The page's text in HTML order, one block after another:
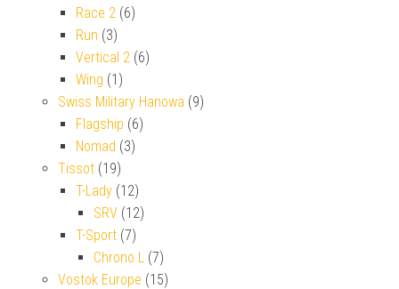
Race 2 (6)
Run (3)
Vertical 2 (6)
Wing (1)
Swiss Military Hanowa (9)
Flagship (6)
Nomad (3)
Tissot (19)
T-Lady (12)
SRV (12)
T-Sport (7)
Chrono L (7)
Vostok Europe (15)